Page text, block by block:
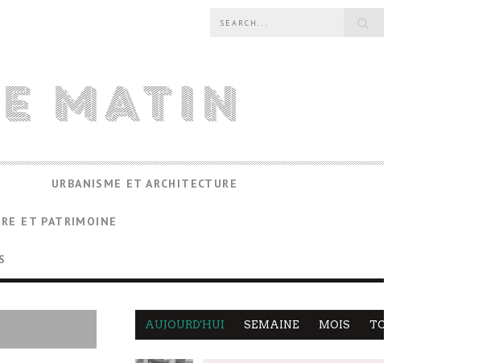
URBANISME ET ARCHITECTURE
ET PATRIMOINE
AUJOURD'HUI SEMAINE MOIS TOUS